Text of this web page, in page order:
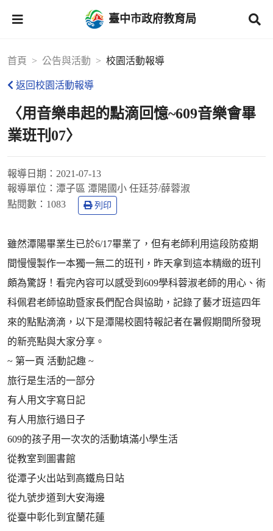
臺中市政府教育局
首頁 公告與活動 校園活動報導
返回校園活動報導
〈用音樂串起的點滴回憶~609音樂會畢
業班刊07〉
報導日期： 2021-07-13
報導單位： 潭子區 潭陽國小 任廷芬/薛蓉淑
點閱數： 1083 列印
雖然潭陽畢業生已於6/17畢業了，但有老師利用這段防疫期
間慢慢製作一本獨一無二的班刊，昨天拿到這本精緻的班刊
頗為驚訝！看完內容可以感受到609學科蓉淑老師的用心、術
科佩君老師協助暨家長們配合與協助，記錄了藝才班這四年
來的點點滴滴，以下是潭陽校園特報記者在暑假期間所發現
的新亮點與大家分享。
~ 第一頁 活動記趣 ~
旅行是生活的一部分
有人用文字寫日記
有人用旅行過日子
609的孩子用一次次的活動填滿小學生活
從教室到圖書館
從潭子火出站到高鐵烏日站
從九號步道到大安海邊
從臺中彰化到宜蘭花蓮